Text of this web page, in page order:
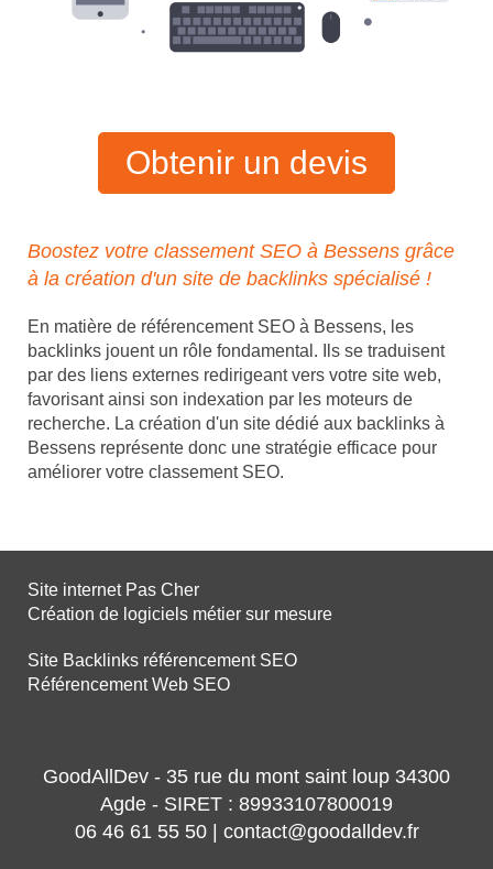
Obtenir un devis
Boostez votre classement SEO à Bessens grâce
à la création d'un site de backlinks spécialisé !
En matière de référencement SEO à Bessens, les
backlinks jouent un rôle fondamental. Ils se traduisent
par des liens externes redirigeant vers votre site web,
favorisant ainsi son indexation par les moteurs de
recherche. La création d'un site dédié aux backlinks à
Bessens représente donc une stratégie efficace pour
améliorer votre classement SEO.
Site internet Pas Cher
Création de logiciels métier sur mesure
Site Backlinks référencement SEO
Référencement Web SEO
GoodAllDev - 35 rue du mont saint loup 34300
Agde - SIRET : 89933107800019
06 46 61 55 50 | contact@goodalldev.fr